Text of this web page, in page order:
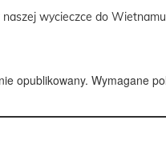
wycieczce do
opublikowany. Wymagane